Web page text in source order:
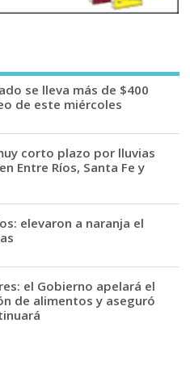
se lleva más de $400
de este miércoles
corto plazo por lluvias
Entre Ríos, Santa Fe y
elevaron a naranja el
el Gobierno apelará el
de alimentos y aseguró